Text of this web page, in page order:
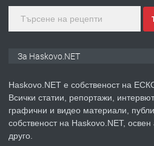
ПРЕДЛАГА
Продавам
За Haskovo.NET
Haskovo.NET е собственост на
Всички статии, репортажи,
графични и видео материали,
собственост на Haskovo.NET,
друго.